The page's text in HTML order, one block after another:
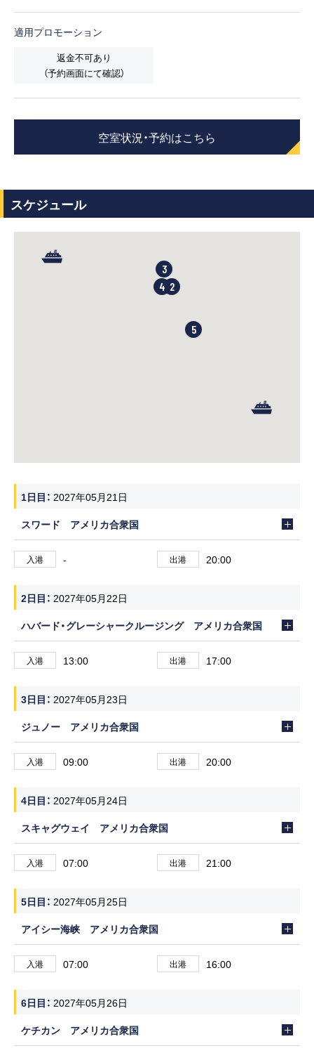
適用プロモーション
返金不可あり
（予約画面にて確認）
空室状況・予約はこちら
スケジュール
2
3
4
5
1日目
2027年05月21日
スワード アメリカ合衆国
入港 - 出港 20:00
2日目
2027年05月22日
ハバード・グレーシャークルージング アメリカ合衆国
入港 13:00 出港 17:00
3日目
2027年05月23日
ジュノー アメリカ合衆国
入港 09:00 出港 20:00
4日目
2027年05月24日
スキャグウェイ アメリカ合衆国
入港 07:00 出港 21:00
5日目
2027年05月25日
アイシー海峡 アメリカ合衆国
入港 07:00 出港 16:00
6日目
2027年05月26日
ケチカン アメリカ合衆国